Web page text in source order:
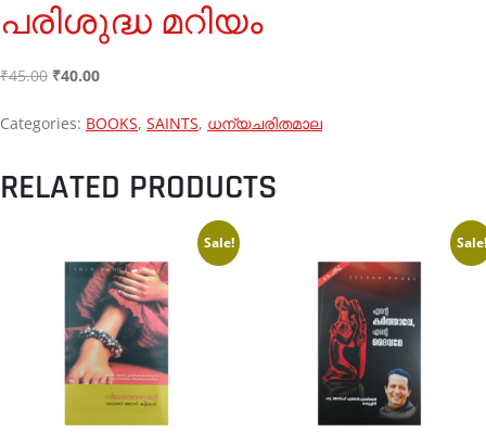
പരിശുദ്ധ മറിയം
₹45.00 ₹40.00
Categories: BOOKS, SAINTS, ധന്യചരിതമാല
RELATED PRODUCTS
Sale! Sale!